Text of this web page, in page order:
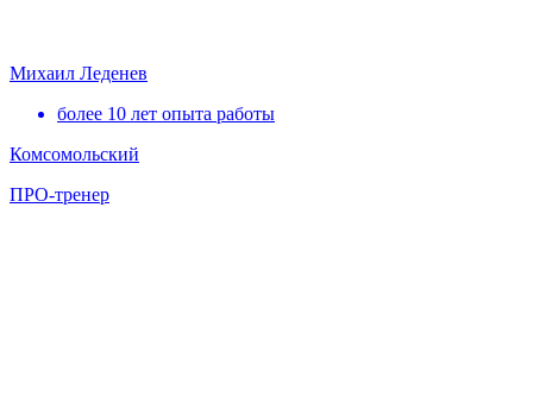
Михаил Леденев
более 10 лет опыта работы
Комсомольский
ПРО-тренер